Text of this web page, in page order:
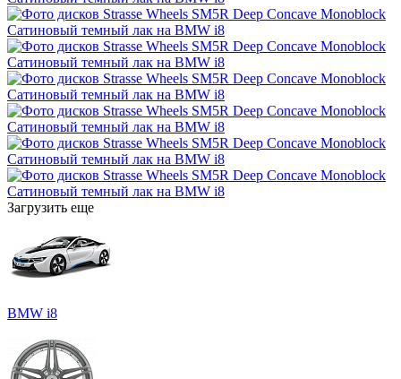
Загрузить еще
BMW i8